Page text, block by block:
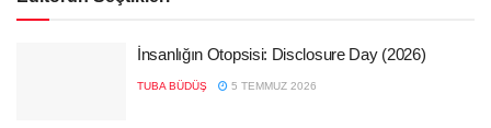
İnsanlığın Otopsisi: Disclosure Day (2026)
TUBA BÜDÜŞ 5 TEMMUZ 2026